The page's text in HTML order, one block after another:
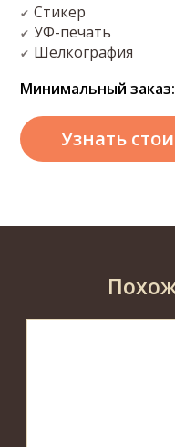
✔ Стикер
✔ УФ-печать
✔ Шелкография
Минимальный заказ:
Узнать